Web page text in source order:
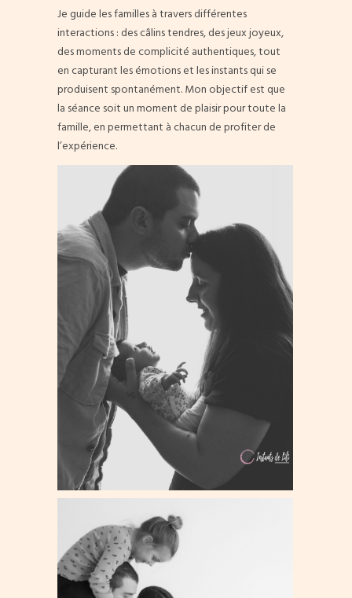
Je guide les familles à travers différentes
interactions : des câlins tendres, des jeux joyeux,
des moments de complicité authentiques, tout
en capturant les émotions et les instants qui se
produisent spontanément. Mon objectif est que
la séance soit un moment de plaisir pour toute la
famille, en permettant à chacun de profiter de
l’expérience.